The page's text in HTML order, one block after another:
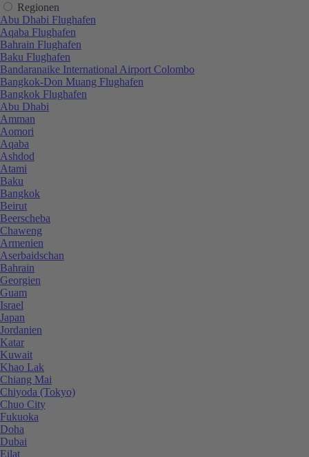
Regionen
Abu Dhabi Flughafen
Aqaba Flughafen
Bahrain Flughafen
Baku Flughafen
Bandaranaike International Airport Colombo
Bangkok-Don Muang Flughafen
Bangkok Flughafen
Abu Dhabi
Amman
Aomori
Aqaba
Ashdod
Atami
Baku
Bangkok
Beirut
Beerscheba
Chaweng
Armenien
Aserbaidschan
Bahrain
Georgien
Guam
Israel
Japan
Jordanien
Katar
Kuwait
Khao Lak
Chiang Mai
Chiyoda (Tokyo)
Chuo City
Fukuoka
Doha
Dubai
Eilat